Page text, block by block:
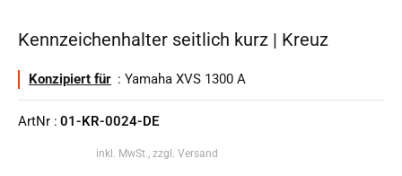
Kennzeichenhalter seitlich kurz | Kreuz
Konzipiert für : Yamaha XVS 1300 A
ArtNr : 01-KR-0024-DE
inkl. MwSt., zzgl. Versand